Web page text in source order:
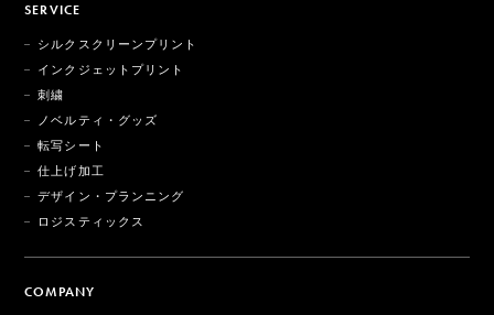
SERVICE
シルクスクリーンプリント
インクジェットプリント
刺繍
ノベルティ・グッズ
転写シート
仕上げ加工
デザイン・プランニング
ロジスティックス
COMPANY